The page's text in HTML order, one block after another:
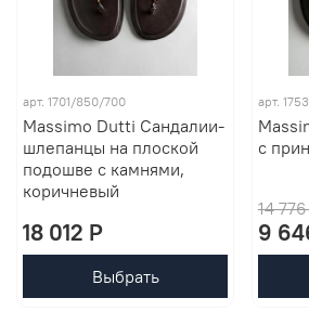
арт. 1701/850/700
Massimo Dutti Сандалии-
шлепанцы на плоской
подошве с камнями,
коричневый
18 012 P
Выбрать
арт.
с
14
9